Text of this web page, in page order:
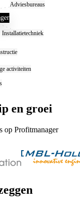
Adviesbureaus
Installatietechniek
activiteiten
en groei
op Profitmanager